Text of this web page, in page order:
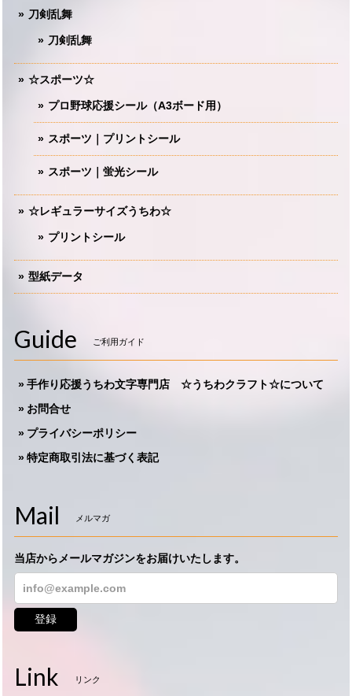
刀剣乱舞
刀剣乱舞
☆スポーツ☆
プロ野球応援シール（A3ボード用）
スポーツ｜プリントシール
スポーツ｜蛍光シール
☆レギュラーサイズうちわ☆
プリントシール
型紙データ
Guide ご利用ガイド
手作り応援うちわ文字専門店 ☆うちわクラフト☆について
お問合せ
プライバシーポリシー
特定商取引法に基づく表記
Mail メルマガ
当店からメールマガジンをお届けいたします。
登録
Link リンク